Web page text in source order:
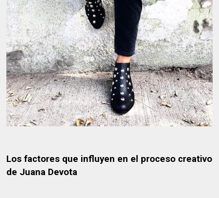
Los factores que influyen en el proceso creativo
de Juana Devota